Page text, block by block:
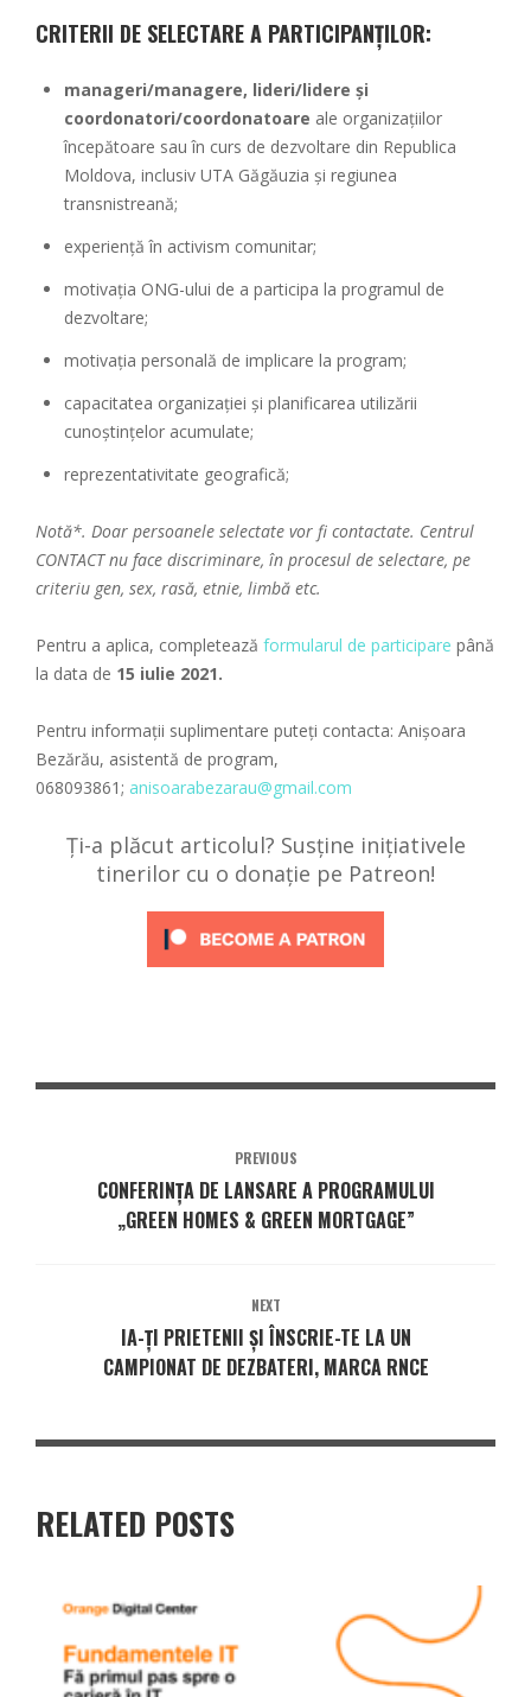
CRITERII DE SELECTARE A PARTICIPANȚILOR:
manageri/managere, lideri/lidere și
coordonatori/coordonatoare ale organizațiilor
începătoare sau în curs de dezvoltare din Republica
Moldova, inclusiv UTA Găgăuzia și regiunea
transnistreană;
experiență în activism comunitar;
motivația ONG-ului de a participa la programul de
dezvoltare;
motivația personală de implicare la program;
capacitatea organizației și planificarea utilizării
cunoștințelor acumulate;
reprezentativitate geografică;
Notă*. Doar persoanele selectate vor fi contactate. Centrul
CONTACT nu face discriminare, în procesul de selectare, pe
criteriu gen, sex, rasă, etnie, limbă etc.
Pentru a aplica, completează formularul de participare până
la data de 15 iulie 2021.
Pentru informații suplimentare puteți contacta: Anișoara
Bezărău, asistentă de program,
068093861; anisoarabezarau@gmail.com
Ți-a plăcut articolul? Susține inițiativele
tinerilor cu o donație pe Patreon!
PREVIOUS
CONFERINȚA DE LANSARE A PROGRAMULUI
„GREEN HOMES & GREEN MORTGAGE”
NEXT
IA-ȚI PRIETENII ȘI ÎNSCRIE-TE LA UN
CAMPIONAT DE DEZBATERI, MARCA RNCE
RELATED POSTS